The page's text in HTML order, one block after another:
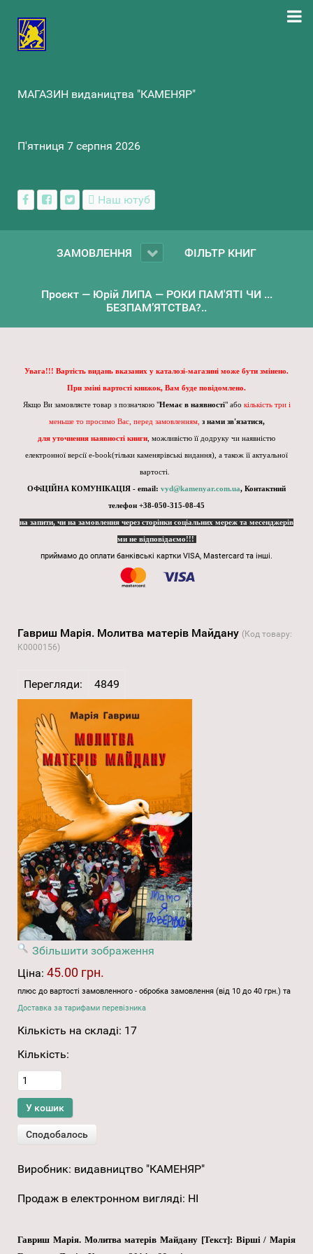
МАГАЗИН видаництва "КАМЕНЯР"
П'ятниця 7 серпня 2026
Наш ютуб
ЗАМОВЛЕННЯ ФІЛЬТР КНИГ
Проєкт — Юрій ЛИПА — РОКИ ПАМ'ЯТІ ЧИ ...
БЕЗПАМ’ЯТСТВА?..
Увага!!! Вартість видань вказаних у каталозі-магазині може бути змінено.
При зміні вартості книжок, Вам буде повідомлено.
Якщо Ви замовляєте товар з позначкою "Немає в наявності" або кількість три і
меньше то просимо Вас, перед замовленням, з нами зв'язатися,
для уточнення наявності книги , можливістю її додруку чи наявністю
електронної версії e-book(тільки каменярівські видання), а також її актуальної
вартості.
ОФіЦІЙНА КОМУНІКАЦІЯ - email: vyd@kamenyar.com.ua, Контактний
телефон +38-050-315-08-45
на запити, чи на замовлення через сторінки соціальних мереж та месенджерів
ми не відповідаємо!!!
приймамо до оплати банківські картки VISA, Mastercard та інші.
Гавриш Марія. Молитва матерів Майдану (Код товару:
K0000156)
Перегляди: 4849
Збільшити зображення
Ціна: 45.00 грн.
плюс до вартості замовленного - обробка замовлення (від 10 до 40 грн.) та
Доставка за тарифами перевізника
Кількість на складі: 17
Кількість:
Виробник: видавництво "КАМЕНЯР"
Продаж в електронном вигляді: НІ
Гавриш Марія. Молитва матерів Майдану [Текст]: Вірші / Марія